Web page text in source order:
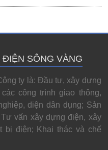
SÔNG VÀNG
ty là: Đầu tư, xây dựng
công trình giao thông,
diện dân dụng; Sản
vấn xây dựng điện, xây
bị điện; Khai thác và chế